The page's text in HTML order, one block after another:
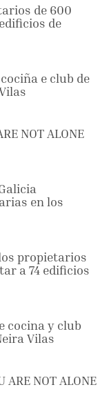
de 600
de
e club de
NOT ALONE
en los
propietarios
a 74 edificios
cocina y club
Vilas
NOT ALONE